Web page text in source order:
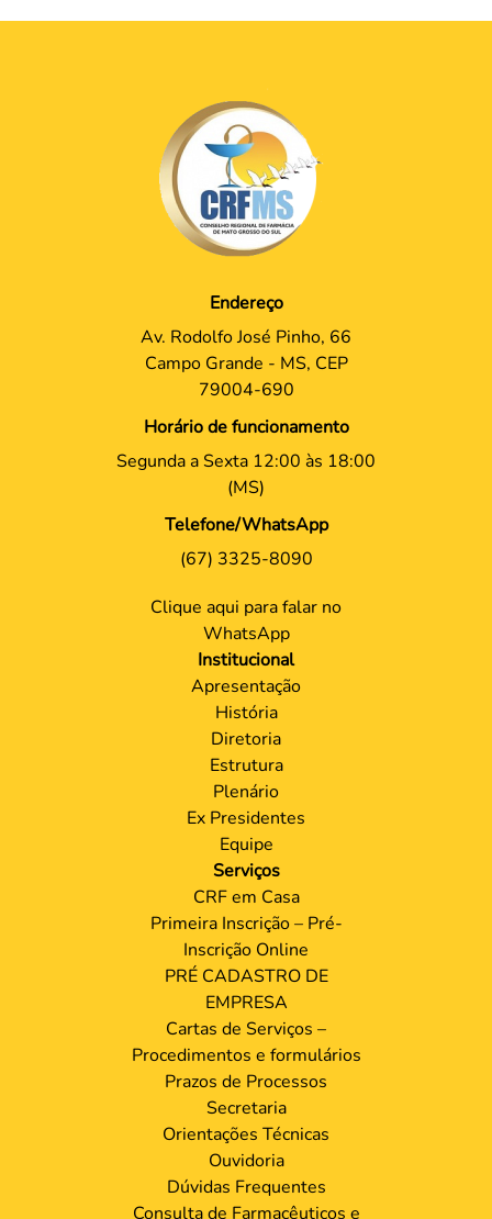
Endereço
Av. Rodolfo José Pinho, 66
Campo Grande - MS, CEP
79004-690
Horário de funcionamento
Segunda a Sexta 12:00 às 18:00
(MS)
Telefone/WhatsApp
(67) 3325-8090
Clique aqui para falar no
WhatsApp
Institucional
Apresentação
História
Diretoria
Estrutura
Plenário
Ex Presidentes
Equipe
Serviços
CRF em Casa
Primeira Inscrição – Pré-
Inscrição Online
PRÉ CADASTRO DE
EMPRESA
Cartas de Serviços –
Procedimentos e formulários
Prazos de Processos
Secretaria
Orientações Técnicas
Ouvidoria
Dúvidas Frequentes
Consulta de Farmacêuticos e